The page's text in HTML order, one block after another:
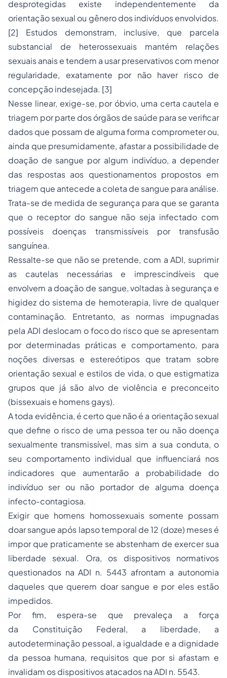
desprotegidas existe independentemente da
orientação sexual ou gênero dos indivíduos envolvidos.
[2] Estudos demonstram, inclusive, que parcela
substancial de heterossexuais mantém relações
sexuais anais e tendem a usar preservativos com menor
regularidade, exatamente por não haver risco de
concepção indesejada. [3]
Nesse linear, exige-se, por óbvio, uma certa cautela e
triagem por parte dos órgãos de saúde para se verificar
dados que possam de alguma forma comprometer ou,
ainda que presumidamente, afastar a possibilidade de
doação de sangue por algum indivíduo, a depender
das respostas aos questionamentos propostos em
triagem que antecede a coleta de sangue para análise.
Trata-se de medida de segurança para que se garanta
que o receptor do sangue não seja infectado com
possíveis doenças transmissíveis por transfusão
sanguínea.
Ressalte-se que não se pretende, com a ADI, suprimir
as cautelas necessárias e imprescindíveis que
envolvem a doação de sangue, voltadas à segurança e
higidez do sistema de hemoterapia, livre de qualquer
contaminação. Entretanto, as normas impugnadas
pela ADI deslocam o foco do risco que se apresentam
por determinadas práticas e comportamento, para
noções diversas e estereótipos que tratam sobre
orientação sexual e estilos de vida, o que estigmatiza
grupos que já são alvo de violência e preconceito
(bissexuais e homens gays).
A toda evidência, é certo que não é a orientação sexual
que define o risco de uma pessoa ter ou não doença
sexualmente transmissível, mas sim a sua conduta, o
seu comportamento individual que influenciará nos
indicadores que aumentarão a probabilidade do
indivíduo ser ou não portador de alguma doença
infecto-contagiosa.
Exigir que homens homossexuais somente possam
doar sangue após lapso temporal de 12 (doze) meses é
impor que praticamente se abstenham de exercer sua
liberdade sexual. Ora, os dispositivos normativos
questionados na ADI n. 5443 afrontam a autonomia
daqueles que querem doar sangue e por eles estão
impedidos.
Por fim, espera-se que prevaleça a força
da Constituição Federal, a liberdade, a
autodeterminação pessoal, a igualdade e a dignidade
da pessoa humana, requisitos que por si afastam e
invalidam os dispositivos atacados na ADI n. 5543.